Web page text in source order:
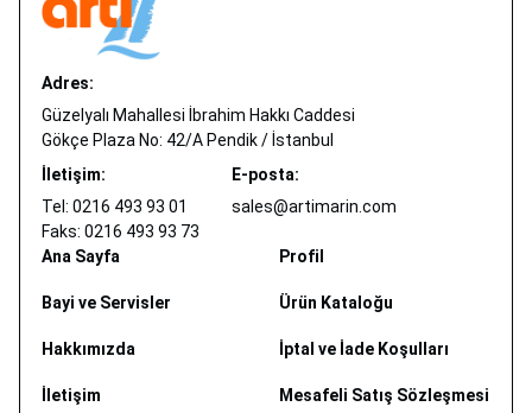
Adres:
Güzelyalı Mahallesi İbrahim Hakkı Caddesi
Gökçe Plaza No: 42/A Pendik / İstanbul
İletişim:
Tel: 0216 493 93 01
Faks: 0216 493 93 73
E-posta:
sales@artimarin.com
Ana Sayfa
Bayi ve Servisler
Hakkımızda
İletişim
Profil
Ürün Kataloğu
İptal ve İade Koşulları
Mesafeli Satış Sözleşmesi